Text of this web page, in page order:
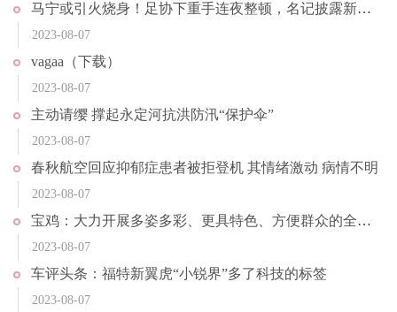
马宁或引火烧身！足协下重手连夜整顿，名记披露新进展，拍手叫好
2023-08-07
vagaa（下载）
2023-08-07
主动请缨 撑起永定河抗洪防汛“保护伞”
2023-08-07
春秋航空回应抑郁症患者被拒登机 其情绪激动 病情不明
2023-08-07
宝鸡：大力开展多姿多彩、更具特色、方便群众的全民健身活动
2023-08-07
车评头条：福特新翼虎“小锐界”多了科技的标签
2023-08-07